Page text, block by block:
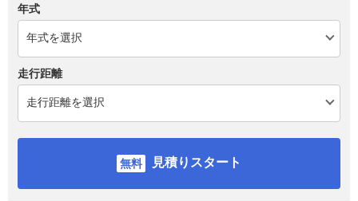
年式
走行距離
見積りスタート